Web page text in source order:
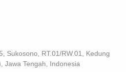
Sukosono, RT.01/RW.01, Kedung
Jawa Tengah, Indonesia